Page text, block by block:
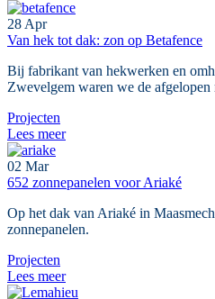
28 Apr
​​​​​​​Van hek tot dak: zon op Betafence
Bij fabrikant van hekwerken en
Zwevelgem waren we de afgelopen
Projecten
Lees meer
02 Mar
652 zonnepanelen voor Ariaké
Op het dak van Ariaké in
zonnepanelen.
Projecten
Lees meer